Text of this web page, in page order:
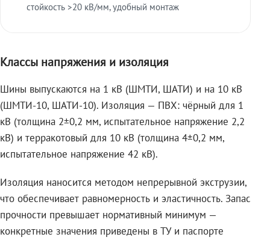
стойкость >20 кВ/мм, удобный монтаж
Классы напряжения и изоляция
Шины выпускаются на 1 кВ (ШМТИ, ШАТИ) и на 10 кВ
(ШМТИ-10, ШАТИ-10). Изоляция — ПВХ: чёрный для 1
кВ (толщина 2±0,2 мм, испытательное напряжение 2,2
кВ) и терракотовый для 10 кВ (толщина 4±0,2 мм,
испытательное напряжение 42 кВ).
Изоляция наносится методом непрерывной экструзии,
что обеспечивает равномерность и эластичность. Запас
прочности превышает нормативный минимум —
конкретные значения приведены в ТУ и паспорте